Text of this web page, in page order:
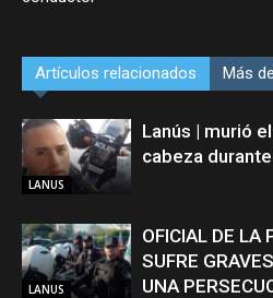
Artículos relacionados Más
LANUS
Lanús | murió
cabeza
LANUS
OFICIAL DE LA
SUFRE
UNA